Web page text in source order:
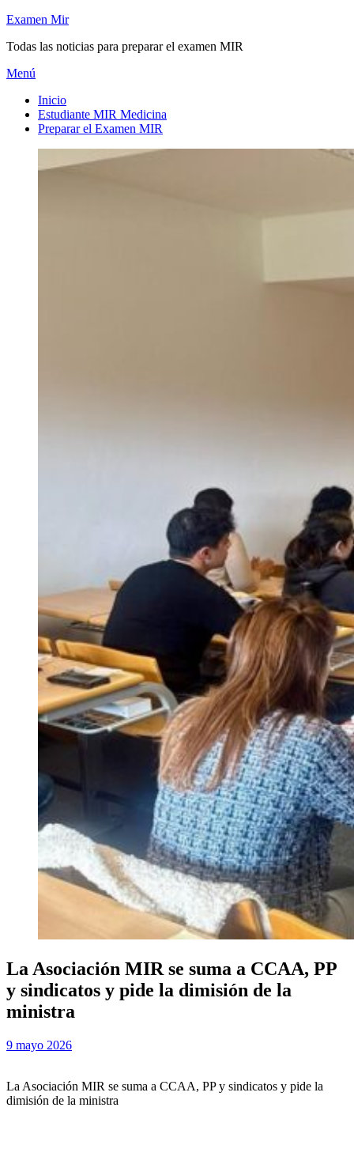
Saltar
contenido
Examen Mir
Todas las noticias para preparar el examen MIR
Menú
Inicio
Estudiante MIR Medicina
Preparar el Examen MIR
La Asociación MIR se suma a CCAA, PP
y sindicatos y pide la dimisión de la
ministra
porExamen MIR
Publicada
9 mayo 2026
La Asociación MIR se suma a CCAA, PP y sindicatos y pide la
dimisión de la ministra